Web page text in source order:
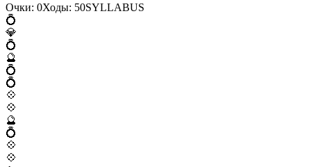
Очки: 0Ходы: 50SYLLABUS
💍
💎
💍
🔮
💍
💍
💠
💠
🔮
💍
💠
💠